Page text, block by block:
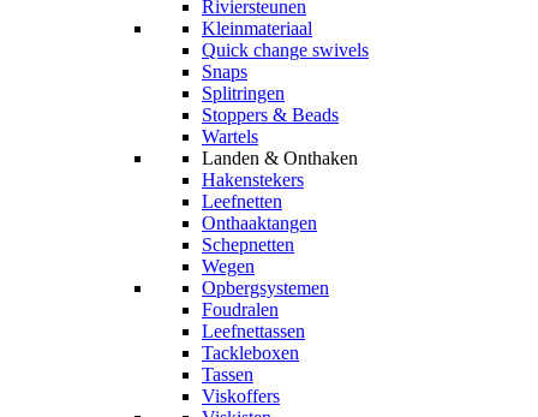
Riviersteunen
Kleinmateriaal
Quick change swivels
Snaps
Splitringen
Stoppers & Beads
Wartels
Landen & Onthaken
Hakenstekers
Leefnetten
Onthaaktangen
Schepnetten
Wegen
Opbergsystemen
Foudralen
Leefnettassen
Tackleboxen
Tassen
Viskoffers